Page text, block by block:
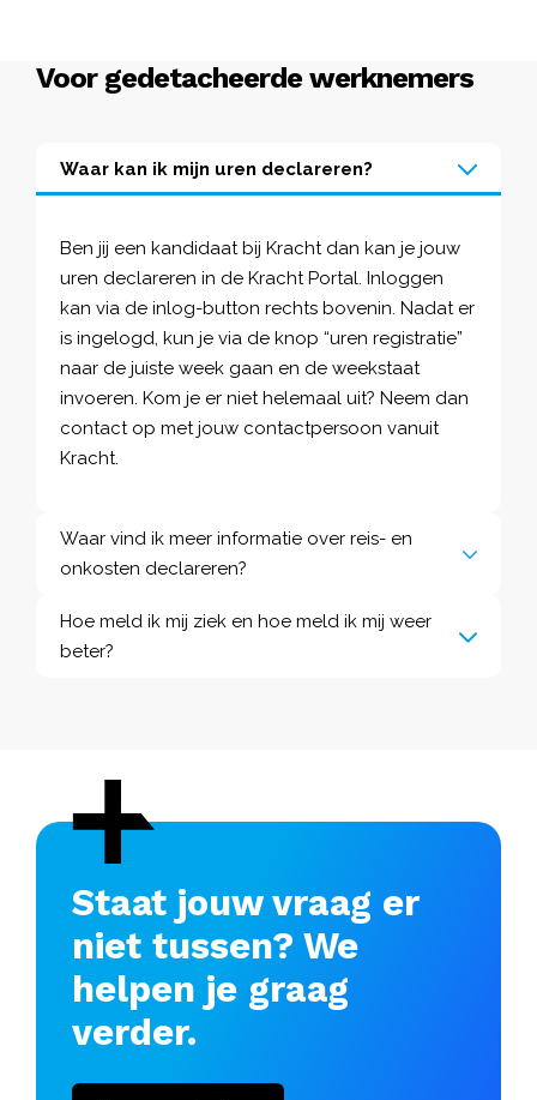
Voor gedetacheerde werknemers
Waar kan ik mijn uren declareren?
Ben jij een kandidaat bij Kracht dan kan je jouw
uren declareren in de Kracht Portal. Inloggen
kan via de inlog-button rechts bovenin. Nadat er
is ingelogd, kun je via de knop “uren registratie”
naar de juiste week gaan en de weekstaat
invoeren. Kom je er niet helemaal uit? Neem dan
contact op met jouw contactpersoon vanuit
Kracht.
Waar vind ik meer informatie over reis- en
onkosten declareren?
Hoe meld ik mij ziek en hoe meld ik mij weer
beter?
Staat jouw vraag er
niet tussen? We
helpen je graag
verder.